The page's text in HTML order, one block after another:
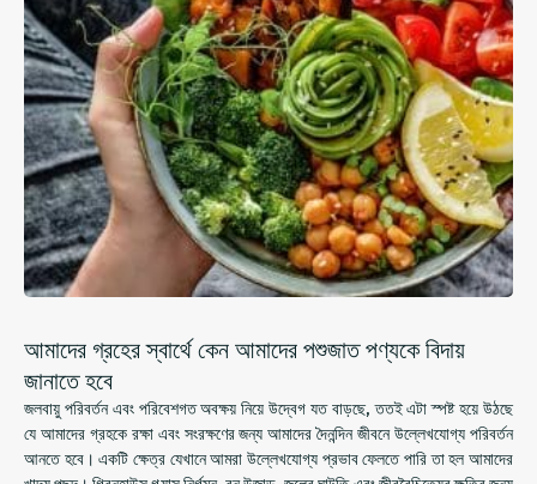
আমাদের গ্রহের স্বার্থে কেন আমাদের পশুজাত পণ্যকে বিদায়
জানাতে হবে
জলবায়ু পরিবর্তন এবং পরিবেশগত অবক্ষয় নিয়ে উদ্বেগ যত বাড়ছে, ততই এটা স্পষ্ট হয়ে উঠছে
যে আমাদের গ্রহকে রক্ষা এবং সংরক্ষণের জন্য আমাদের দৈনন্দিন জীবনে উল্লেখযোগ্য পরিবর্তন
আনতে হবে। একটি ক্ষেত্র যেখানে আমরা উল্লেখযোগ্য প্রভাব ফেলতে পারি তা হল আমাদের